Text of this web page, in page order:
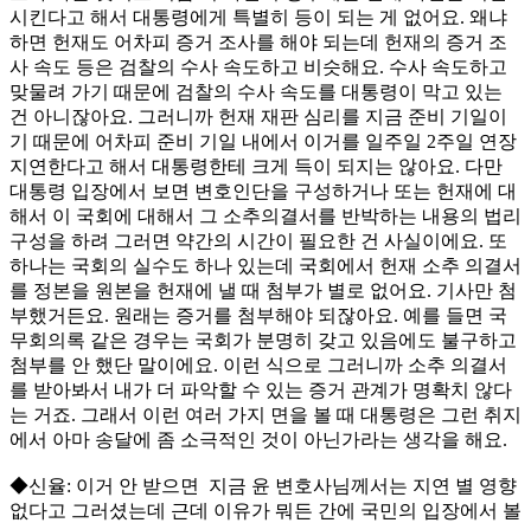
시킨다고 해서 대통령에게 특별히 등이 되는 게 없어요. 왜냐
하면 헌재도 어차피 증거 조사를 해야 되는데 헌재의 증거 조
사 속도 등은 검찰의 수사 속도하고 비슷해요. 수사 속도하고
맞물려 가기 때문에 검찰의 수사 속도를 대통령이 막고 있는
건 아니잖아요. 그러니까 헌재 재판 심리를 지금 준비 기일이
기 때문에 어차피 준비 기일 내에서 이거를 일주일 2주일 연장
지연한다고 해서 대통령한테 크게 득이 되지는 않아요. 다만
대통령 입장에서 보면 변호인단을 구성하거나 또는 헌재에 대
해서 이 국회에 대해서 그 소추의결서를 반박하는 내용의 법리
구성을 하려 그러면 약간의 시간이 필요한 건 사실이에요. 또
하나는 국회의 실수도 하나 있는데 국회에서 헌재 소추 의결서
를 정본을 원본을 헌재에 낼 때 첨부가 별로 없어요. 기사만 첨
부했거든요. 원래는 증거를 첨부해야 되잖아요. 예를 들면 국
무회의록 같은 경우는 국회가 분명히 갖고 있음에도 불구하고
첨부를 안 했단 말이에요. 이런 식으로 그러니까 소추 의결서
를 받아봐서 내가 더 파악할 수 있는 증거 관계가 명확치 않다
는 거죠. 그래서 이런 여러 가지 면을 볼 때 대통령은 그런 취지
에서 아마 송달에 좀 소극적인 것이 아닌가라는 생각을 해요.
◆신율: 이거 안 받으면 지금 윤 변호사님께서는 지연 별 영향
없다고 그러셨는데 근데 이유가 뭐든 간에 국민의 입장에서 볼